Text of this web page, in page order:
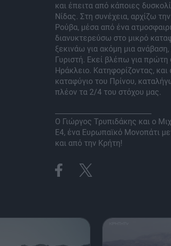
και έπειτα από κάποιες
Νίδας. Στη συνέχεια, αρχίζω
Ρούβα, μέσα από ένα
διανυκτερεύσω στο μικρό
ξεκινάω για ακόμη μια
Γυριστή. Εκεί βλέπω για
Ηράκλειο. Κατηφορίζοντας,
καταφύγιο του Πρίνου,
πλέον τα 2/4 του στόχου μας.
Ο Γιώργος Τρυπιδάκης και ο
Ε4, ένα Ευρωπαϊκό Μονοπάτι
και από την Κρήτη!